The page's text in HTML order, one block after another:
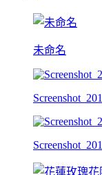
未命名